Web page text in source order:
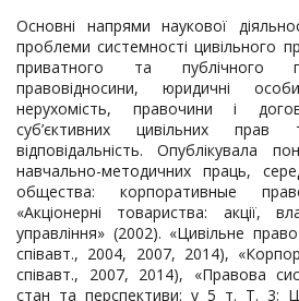
Основні напрями наукової
проблеми системності цивільного
приватного та публічного
правовідносини, юридичні
нерухомість, правочини і
суб’єктивних цивільних прав
відповідальність. Опублікувала
навчально-методичних праць,
общества: корпоративные
«Акціонерні товариства: акції,
управління» (2002). «Цивільне
співавт., 2004, 2007, 2014),
співавт., 2007, 2014), «Правова
стан та перспективи: у 5 т. Т. 3: